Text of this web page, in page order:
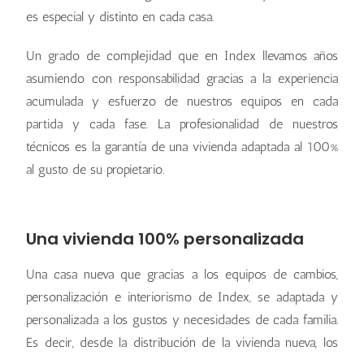
es especial y distinto en cada casa.
Un grado de complejidad que en Index llevamos años
asumiendo con responsabilidad gracias a la experiencia
acumulada y esfuerzo de nuestros equipos en cada
partida y cada fase. La profesionalidad de nuestros
técnicos es la garantía de una vivienda adaptada al 100%
al gusto de su propietario.
La Marbellí, Arroyomolinos
La Marbellí, Arroyomolinos
La Marbellí, Arroyomolinos
La Marbellí, Arroyomolinos
La Marbellí, Arroyomolinos
La Marbellí, Arroyomolinos
La Marbellí, Arroyomolinos
La Marbellí, Arroyomolinos
Una vivienda 100% personalizada
Una casa nueva que gracias a los equipos de cambios,
personalización e interiorismo de Index, se adaptada y
personalizada a los gustos y necesidades de cada familia.
Es decir, desde la distribución de la vivienda nueva, los